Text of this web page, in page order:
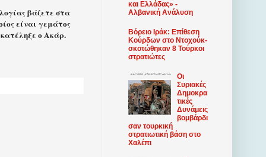
βάζετε στα
είναι γεμάτος
ο Ακάρ.
και Ελλάδας» -
Αλβανική Ανάλυση
Βόρειο Ιράκ: Επίθεση
Κούρδων στο Ντοχούκ-
σκοτώθηκαν 8 Τούρκοι
στρατιώτες
Οι
Συριακές
Δημοκρα
τικές
Δυνάμεις
βομβάρδι
σαν τουρκική
στρατιωτική βάση στο
Χαλέπι